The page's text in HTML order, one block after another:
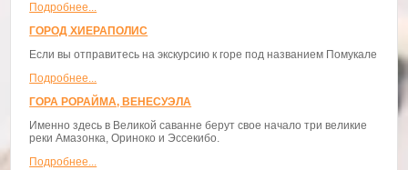
Подробнее...
ГОРОД ХИЕРАПОЛИС
Если вы отправитесь на экскурсию к горе под названием Помукале
Подробнее...
ГОРА РОРАЙМА, ВЕНЕСУЭЛА
Именно здесь в Великой саванне берут свое начало три великие
реки Амазонка, Ориноко и Эссекибо.
Подробнее...